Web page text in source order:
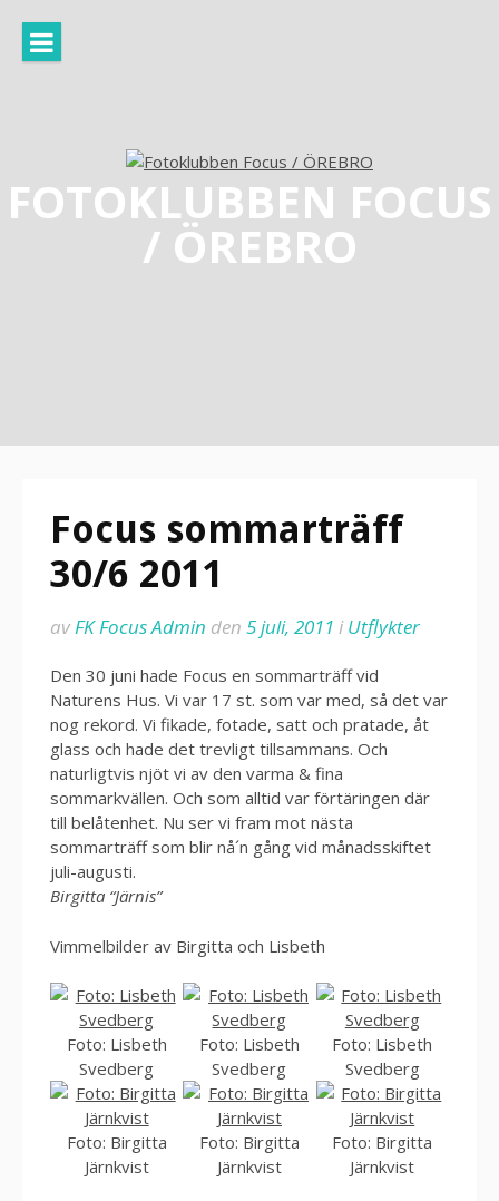
innehåll
FOTOKLUBBEN FOCUS
/ ÖREBRO
Focus sommarträff
30/6 2011
avFK Focus Admin den 5 juli, 2011 iUtflykter
Den 30 juni hade Focus en sommarträff vid
Naturens Hus. Vi var 17 st. som var med, så det var
nog rekord. Vi fikade, fotade, satt och pratade, åt
glass och hade det trevligt tillsammans. Och
naturligtvis njöt vi av den varma & fina
sommarkvällen. Och som alltid var förtäringen där
till belåtenhet. Nu ser vi fram mot nästa
sommarträff som blir nå´n gång vid månadsskiftet
juli-augusti.
Birgitta “Järnis”
Vimmelbilder av Birgitta och Lisbeth
Foto: Lisbeth
Svedberg
Foto: Lisbeth
Svedberg
Foto: Lisbeth
Svedberg
Foto: Birgitta
Järnkvist
Foto: Birgitta
Järnkvist
Foto: Birgitta
Järnkvist